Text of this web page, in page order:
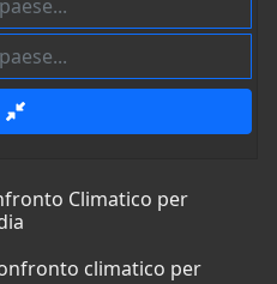
Climatico per
climatico per